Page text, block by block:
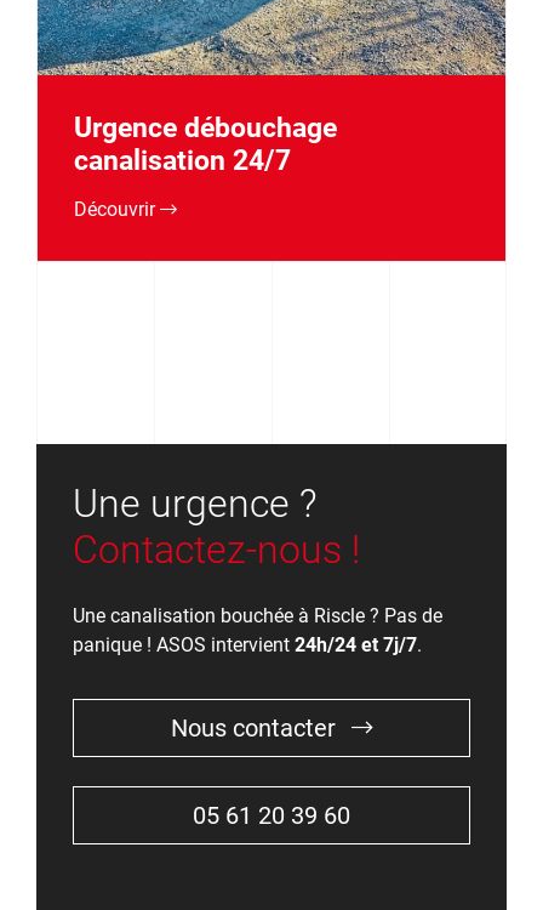
Urgence débouchage
canalisation 24/7
Découvrir
Une urgence ?
Contactez-nous !
Une canalisation bouchée à Riscle ? Pas de
panique ! ASOS intervient 24h/24 et 7j/7.
Nous contacter
05 61 20 39 60